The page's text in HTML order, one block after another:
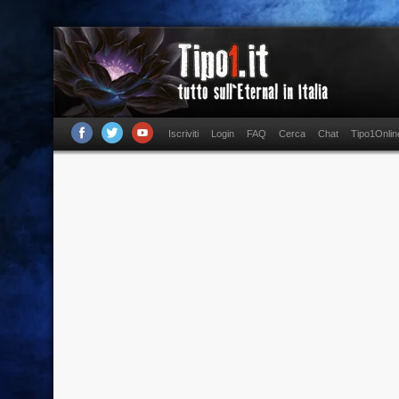
Iscriviti Login FAQ Cerca Chat